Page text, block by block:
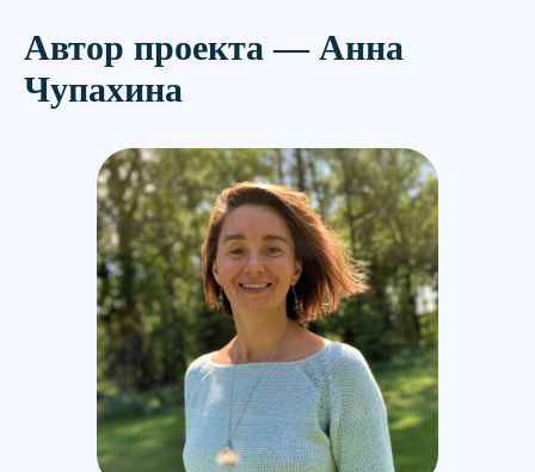
Автор проекта — Анна
Чупахина